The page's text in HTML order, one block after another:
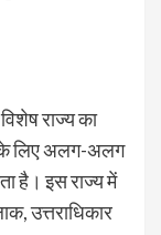
राज्य का
के लिए अलग-अलग
है। इस राज्य में
उत्तराधिकार